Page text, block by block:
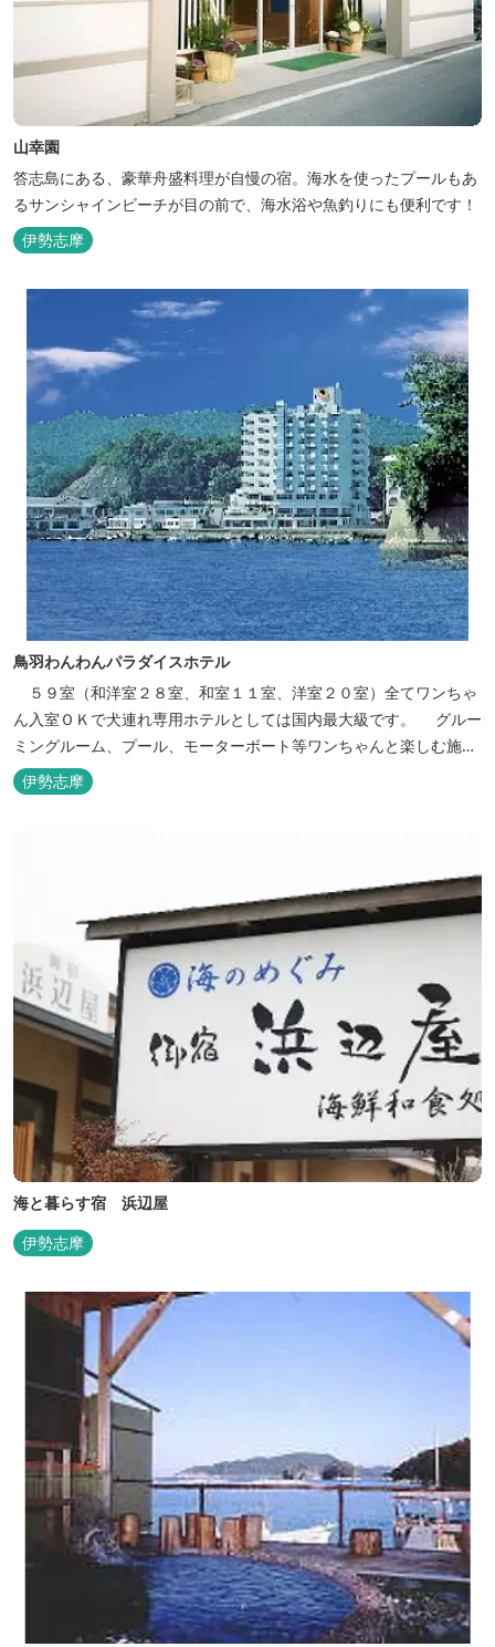
山幸園
答志島にある、豪華舟盛料理が自慢の宿。海水を使ったプールもあ
るサンシャインビーチが目の前で、海水浴や魚釣りにも便利です！
伊勢志摩
鳥羽わんわんパラダイスホテル
５９室（和洋室２８室、和室１１室、洋室２０室）全てワンちゃ
ん入室ＯＫで犬連れ専用ホテルとしては国内最大級です。 グルー
ミングルーム、プール、モーターボート等ワンちゃんと楽しむ施設
も充実しています。
伊勢志摩
海と暮らす宿 浜辺屋
伊勢志摩